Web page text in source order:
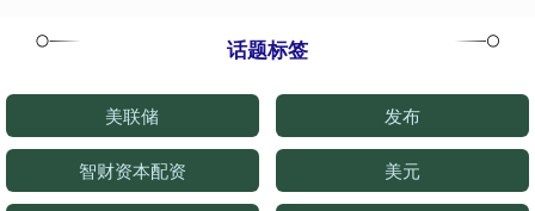
话题标签
美联储 发布
智财资本配资 美元